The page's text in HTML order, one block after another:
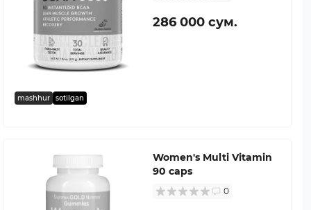
mashhur sotilgan
286 000 сум.
Women's Multi Vitamin
90 caps
0